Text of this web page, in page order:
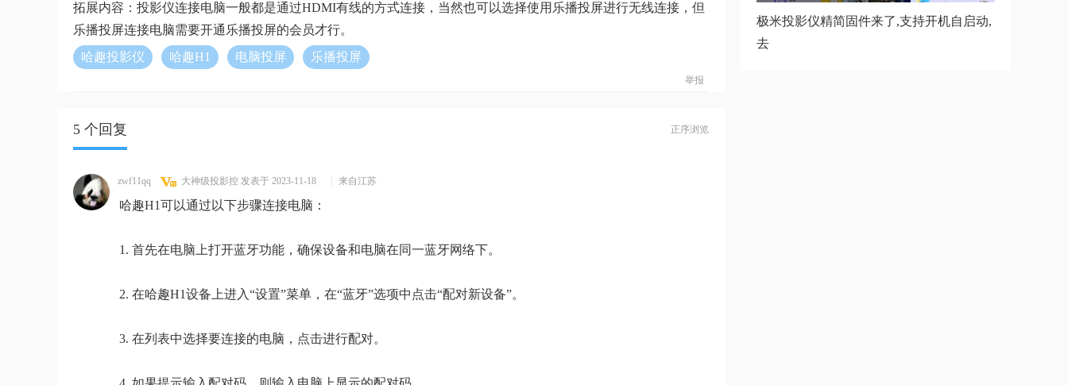
拓展内容：投影仪连接电脑一般都是通过HDMI有线的方式连接，当然也可以选择使用乐播投屏进行无线连接，但
乐播投屏连接电脑需要开通乐播投屏的会员才行。
哈趣投影仪
哈趣H1 电脑投屏 乐播投屏
举报
5 个回复 正序浏览
zwf11qq 大神级投影控 发表于 2023-11-18 来自江苏
哈趣H1可以通过以下步骤连接电脑：
1. 首先在电脑上打开蓝牙功能，确保设备和电脑在同一蓝牙网络下。
2. 在哈趣H1设备上进入“设置”菜单，在“蓝牙”选项中点击“配对新设备”。
3. 在列表中选择要连接的电脑，点击进行配对。
极米投影仪精简固件来了,支持开机自启动,
去